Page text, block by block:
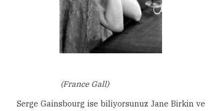
(France Gall)
Serge Gainsbourg ise biliyorsunuz Jane Birkin ve